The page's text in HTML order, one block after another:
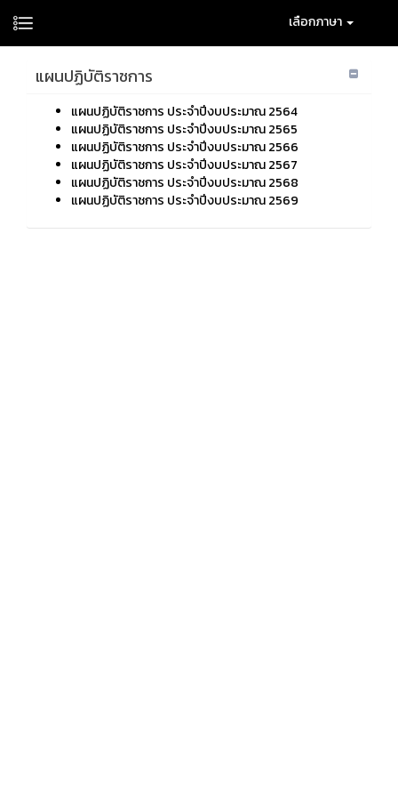
เลือกภาษา
แผนปฏิบัติราชการ
แผนปฏิบัติราชการ ประจำปีงบประมาณ 2564
แผนปฏิบัติราชการ ประจำปีงบประมาณ 2565
แผนปฏิบัติราชการ ประจำปีงบประมาณ 2566
แผนปฏิบัติราชการ ประจำปีงบประมาณ 2567
แผนปฏิบัติราชการ ประจำปีงบประมาณ 2568
แผนปฏิบัติราชการ ประจำปีงบประมาณ 2569